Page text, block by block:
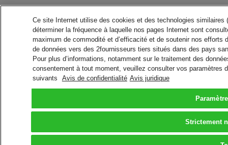
Ce site Internet utilise des cookies et des technologies
déterminer la fréquence à laquelle nos pages Internet sont
maximum de commodité et d’efficacité et de soutenir nos
de données vers des 2fournisseurs tiers situés dans des pays
Pour plus d’informations, notamment sur le traitement des
consentement à tout moment, veuillez consulter vos paramètres
suivants
Avis de confidentialité Avis juridique
Strictement